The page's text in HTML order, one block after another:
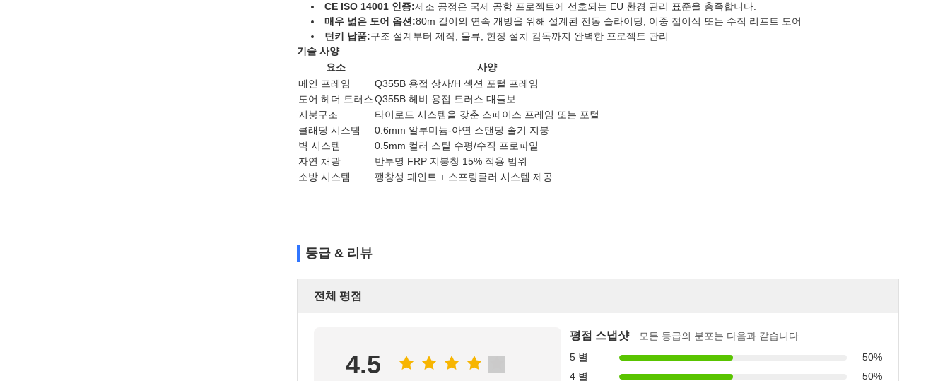
CE ISO 14001 인증:제조 공정은 국제 공항 프로젝트에 선호되는 EU 환경 관리 표준을 충족합니다.
매우 넓은 도어 옵션:80m 길이의 연속 개방을 위해 설계된 전동 슬라이딩, 이중 접이식 또는 수직 리프트 도어
턴키 납품:구조 설계부터 제작, 물류, 현장 설치 감독까지 완벽한 프로젝트 관리
기술 사양
요소
사양
메인 프레임
Q355B 용접 상자/H 섹션 포털 프레임
도어 헤더 트러스Q355B 헤비 용접 트러스 대들보
지붕구조
타이로드 시스템을 갖춘 스페이스 프레임 또는 포털
클래딩 시스템
0.6mm 알루미늄-아연 스탠딩 솔기 지붕
벽 시스템
0.5mm 컬러 스틸 수평/수직 프로파일
자연 채광
반투명 FRP 지붕창 15% 적용 범위
소방 시스템
팽창성 페인트 + 스프링클러 시스템 제공
등급 & 리뷰
전체 평점
4.5
평점 스냅샷
모든 등급의 분포는 다음과 같습니다.
5 별
50%
4 별
50%